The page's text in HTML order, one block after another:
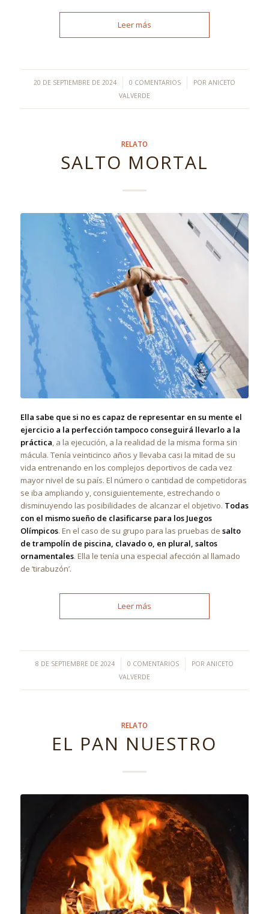
Leer más
20 DE SEPTIEMBRE DE 2024
/ 0 COMENTARIOS
/ POR ANICETO
VALVERDE
RELATO
SALTO MORTAL
Ella sabe que si no es capaz de representar en su mente el
ejercicio a la perfección tampoco conseguirá llevarlo a la
práctica, a la ejecución, a la realidad de la misma forma sin
mácula. Tenía veinticinco años y llevaba casi la mitad de su
vida entrenando en los complejos deportivos de cada vez
mayor nivel de su país. El número o cantidad de competidoras
se iba ampliando y, consiguientemente, estrechando o
disminuyendo las posibilidades de alcanzar el objetivo. Todas
con el mismo sueño de clasificarse para los Juegos
Olímpicos. En el caso de su grupo para las pruebas de salto
de trampolín de piscina, clavado o, en plural, saltos
ornamentales. Ella le tenía una especial afección al llamado
de ‘tirabuzón’.
Leer más
8 DE SEPTIEMBRE DE 2024
/ 0 COMENTARIOS
/ POR ANICETO
VALVERDE
RELATO
EL PAN NUESTRO